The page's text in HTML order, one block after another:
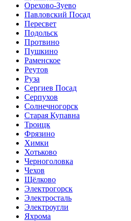
Орехово-Зуево
Павловский Посад
Пересвет
Подольск
Протвино
Пушкино
Раменское
Реутов
Руза
Сергиев Посад
Серпухов
Солнечногорск
Старая Купавна
Троицк
Фрязино
Химки
Хотьково
Черноголовка
Чехов
Щёлково
Электрогорск
Электросталь
Электроугли
Яхрома